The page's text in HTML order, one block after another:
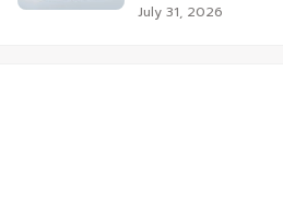
July 31, 2026